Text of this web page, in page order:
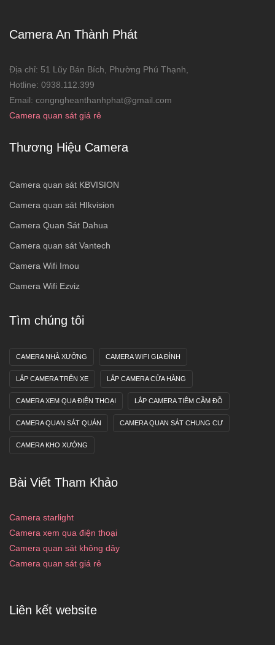
Camera An Thành Phát
Địa chỉ: 51 Lũy Bán Bích, Phường Phú Thạnh,
Hotline: 0938.112.399
Email: congngheanthanhphat@gmail.com
Camera quan sát giá rẻ
Thương Hiệu Camera
Camera quan sát KBVISION
Camera quan sát HIkvision
Camera Quan Sát Dahua
Camera quan sát Vantech
Camera Wifi Imou
Camera Wifi Ezviz
Tìm chúng tôi
CAMERA NHÀ XƯỞNG CAMERA WIFI GIA ĐÌNH
LẮP CAMERA TRÊN XE LẮP CAMERA CỬA HÀNG
CAMERA XEM QUA ĐIỆN THOẠI LẮP CAMERA TIÊM CẦM ĐỒ
CAMERA QUAN SÁT QUÁN CAMERA QUAN SÁT CHUNG CƯ
CAMERA KHO XƯỞNG
Bài Viết Tham Khảo
Camera starlight
Camera xem qua điện thoại
Camera quan sát không dây
Camera quan sát giá rẻ
Liên kết website